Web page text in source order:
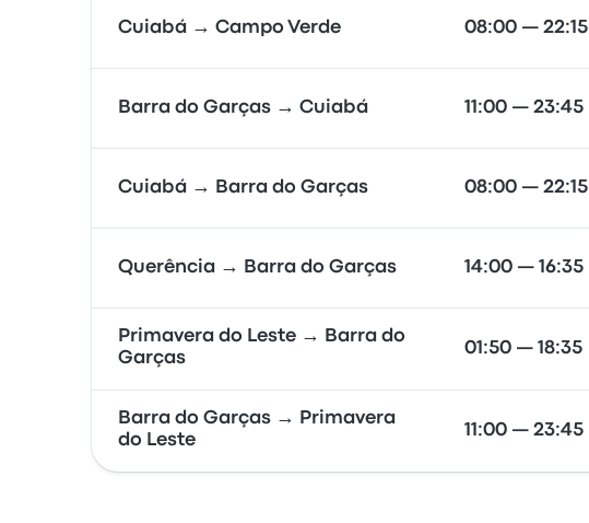
Cuiabá → Campo Verde 08:00 — 22:15
Barra do Garças → Cuiabá 11:00 — 23:45
Cuiabá → Barra do Garças 08:00 — 22:15
Querência → Barra do Garças 14:00 — 16:35
Primavera do Leste → Barra do
Garças
01:50 — 18:35
Barra do Garças → Primavera
do Leste
11:00 — 23:45